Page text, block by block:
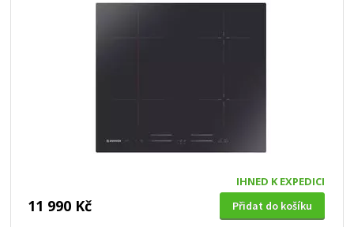
IHNED K EXPEDICI
11 990 Kč
Přidat do košíku